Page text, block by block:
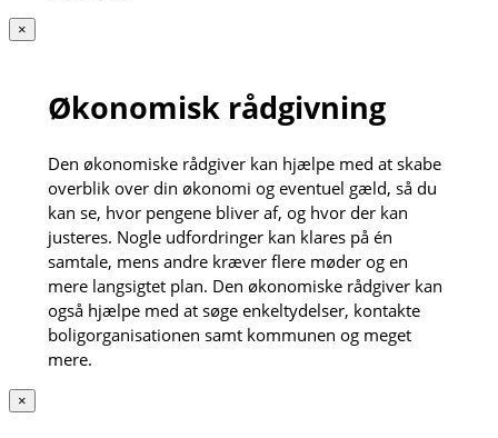
×
Økonomisk rådgivning
Den økonomiske rådgiver kan hjælpe med at skabe
overblik over din økonomi og eventuel gæld, så du
kan se, hvor pengene bliver af, og hvor der kan
justeres. Nogle udfordringer kan klares på én
samtale, mens andre kræver flere møder og en
mere langsigtet plan. Den økonomiske rådgiver kan
også hjælpe med at søge enkeltydelser, kontakte
boligorganisationen samt kommunen og meget
mere.
×